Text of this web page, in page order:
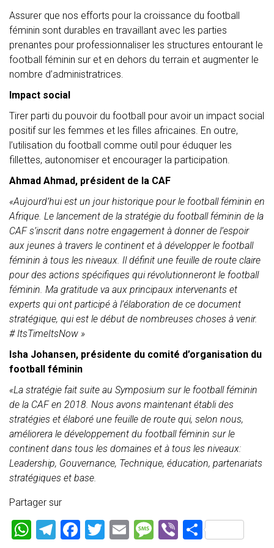
Assurer que nos efforts pour la croissance du football
féminin sont durables en travaillant avec les parties
prenantes pour professionnaliser les structures entourant le
football féminin sur et en dehors du terrain et augmenter le
nombre d’administratrices.
Impact social
Tirer parti du pouvoir du football pour avoir un impact social
positif sur les femmes et les filles africaines. En outre,
l’utilisation du football comme outil pour éduquer les
fillettes, autonomiser et encourager la participation.
Ahmad Ahmad, président de la CAF
«Aujourd’hui est un jour historique pour le football féminin en
Afrique. Le lancement de la stratégie du football féminin de la
CAF s’inscrit dans notre engagement à donner de l’espoir
aux jeunes à travers le continent et à développer le football
féminin à tous les niveaux. Il définit une feuille de route claire
pour des actions spécifiques qui révolutionneront le football
féminin. Ma gratitude va aux principaux intervenants et
experts qui ont participé à l’élaboration de ce document
stratégique, qui est le début de nombreuses choses à venir.
# ItsTimeItsNow »
Isha Johansen, présidente du comité d’organisation du
football féminin
«La stratégie fait suite au Symposium sur le football féminin
de la CAF en 2018. Nous avons maintenant établi des
stratégies et élaboré une feuille de route qui, selon nous,
améliorera le développement du football féminin sur le
continent dans tous les domaines et à tous les niveaux:
Leadership, Gouvernance, Technique, éducation, partenariats
stratégiques et base.
Partager sur
W T
F
T
E
M Vi P